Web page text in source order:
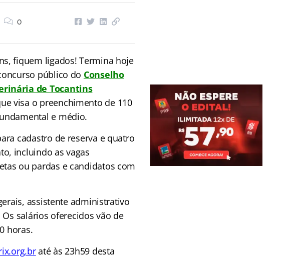
0
fiquem ligados! Termina hoje
público do Conselho
de Tocantins
visa o preenchimento de 110
e médio.
cadastro de reserva e quatro
incluindo as vagas
ou pardas e candidatos com
assistente administrativo
salários oferecidos vão de
horas.
até às 23h59 desta